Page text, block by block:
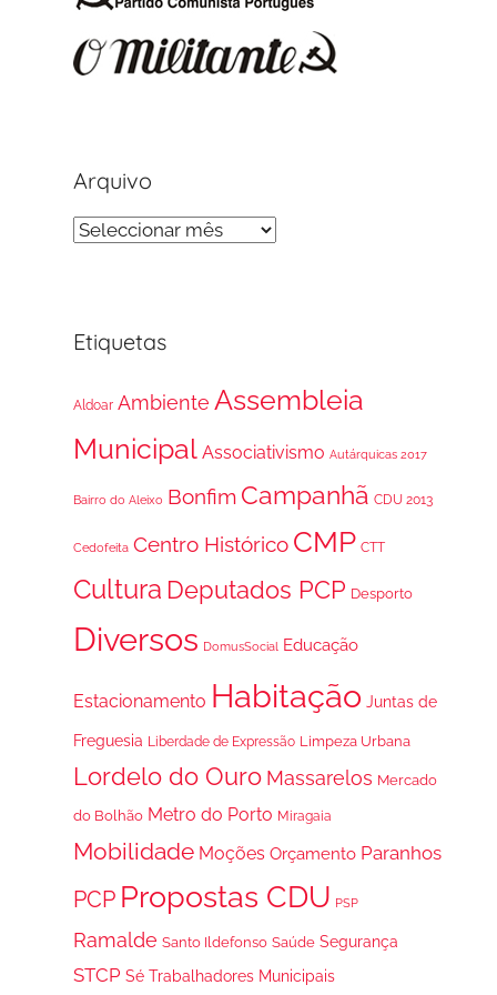
Arquivo
Arquivo
Etiquetas
Aldoar Ambiente Assembleia
Municipal Associativismo Autárquicas 2017
Bairro do Aleixo Bonfim Campanhã CDU 2013
Cedofeita Centro Histórico CMP CTT
Cultura Deputados PCP Desporto
Diversos DomusSocial Educação
Estacionamento Habitação Juntas de
Freguesia Liberdade de Expressão Limpeza Urbana
Lordelo do Ouro Massarelos Mercado
do Bolhão Metro do Porto Miragaia
Mobilidade Moções Orçamento Paranhos
PCP Propostas CDU PSP
Ramalde Santo Ildefonso Saúde Segurança
STCP Sé Trabalhadores Municipais